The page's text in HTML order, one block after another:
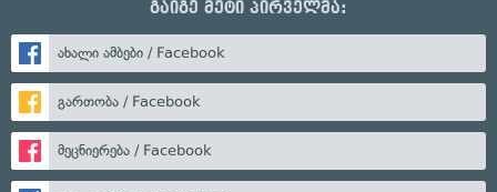
გაიგე მეტი პირველმა:
ახალი ამბები / Facebook
გართობა / Facebook
მეცნიერება / Facebook